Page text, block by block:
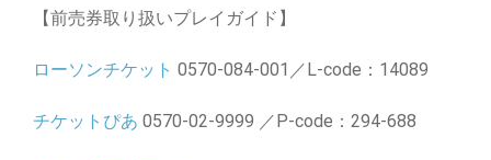
【前売券取り扱いプレイガイド】
ローソンチケット 0570-084-001／L-code：14089
チケットぴあ 0570-02-9999 ／P-code：294-688